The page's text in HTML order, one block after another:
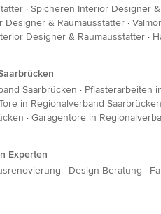
· Spicheren Interior Designer
& Raumausstatter ·
Designer & Raumausstatter ·
Saarbrücken · Pflasterarbeiten
in Regionalverband Saarbrücken
· Garagentore in
Experten
· Design-Beratung ·